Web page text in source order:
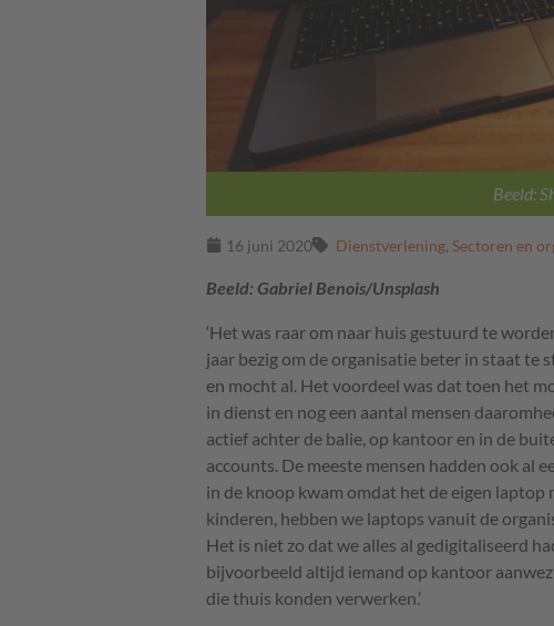
Beeld:
16 juni 2020 Dienstverlening, Sectoren en
Beeld: Gabriel Benois/Unsplash
‘Het was raar om naar huis gestuurd te
jaar bezig om de organisatie beter in staat te
en mocht al. Het voordeel was dat toen het
in dienst en nog een aantal mensen
actief achter de balie, op kantoor en in de
accounts. De meeste mensen hadden ook al
in de knoop kwam omdat het de eigen
kinderen, hebben we laptops vanuit de
Het is niet zo dat we alles al gedigitaliseerd
bijvoorbeeld altijd iemand op kantoor
die thuis konden verwerken.’